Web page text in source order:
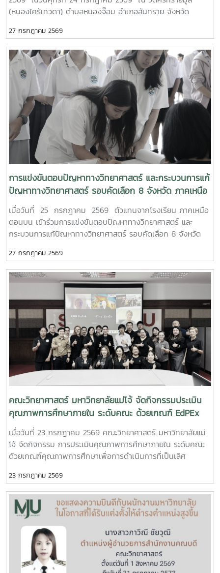
https://drive.google.com/drive/folders/
(หนองไคร้เทวดา) ตำบลหนองจ๊อม อำเภอสันทราย จังหวัด
27 กรกฎาคม 2569
การแข่งขันตอบปัญหาทางวิทยาศาสตร์ และกระบวนการแก้
ปัญหาทางวิทยาศาสตร์ รอบคัดเลือก 8 จังหวัด ภาคเหนือ
ตอนบน
เมื่อวันที่ 25 กรกฎาคม 2569 ตัวแทนจากโรงเรียน ภาคเหนือ
ตอนบน เข้าร่วมการแข่งขันตอบปัญหาทางวิทยาศาสตร์ และ
กระบวนการแก้ปัญหาทางวิทยาศาสตร์ รอบคัดเลือก 8 จังหวัด
แห่งชาติ และสัปดาห์วิทยาศาสตร์ แห่งชาติ ประจำปี 2569 เพื่อเข้า
สู่รอบชิงชนะเลิศ ต่อไป
27 กรกฎาคม 2569
คณะวิทยาศาสตร์ มหาวิทยาลัยแม่โจ้ จัดกิจกรรมประเมิน
คุณภาพการศึกษาภายใน ระดับคณะ ด้วยเกณฑ์ EdPEx
ประจำปีการศึกษา 2568
เมื่อวันที่ 23 กรกฎาคม 2569 คณะวิทยาศาสตร์ มหาวิทยาลัยแม่
โจ้ จัดกิจกรรม การประเมินคุณภาพการศึกษาภายใน ระดับคณะ
ด้วยเกณฑ์คุณภาพการศึกษาเพื่อการดำเนินการที่เป็นเลิศ
ประจำปีการศึกษา 2568 เพื่อทบทวนผลการดำเนินงานของคณะ
และพัฒนาระบบการบริหารจัดการให้มีประสิทธิภาพตามแนวทาง
ของเกณฑ์ EdPEx มุ่งสู่ความเป็นเลิศในการบริหารองค์กรและการ
จัดการศึกษาอย่างยั่งยืน ในการนี้ คณะกรรมการประเมินคุณภาพ
การศึกษาภายใน ได้ร่วมดำเนินการ วิพากษ์และให้ข้อเสนอแนะต่อ
รายงานผลการดำเนินการเพื่อความเป็นเลิศ (EdPEx Report)
โดยพิจารณาความครบถ้วน ความเชื่อมโยง และความสอดคล้อง
ของผลการดำเนินงานในทุกหมวดของเกณฑ์ EdPEx พร้อมแลก
23 กรกฎาคม 2569